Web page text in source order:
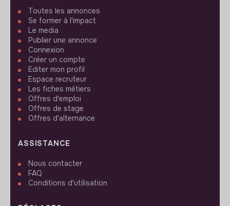
Toutes les annonces
Se former à l'impact
Le media
Publier une annonce
Connexion
Créer un compte
Editer mon profil
Espace recruteur
Les fiches métiers
Offres d'emploi
Offres de stage
Offres d'alternance
ASSISTANCE
Nous contacter
FAQ
Conditions d'utilisation